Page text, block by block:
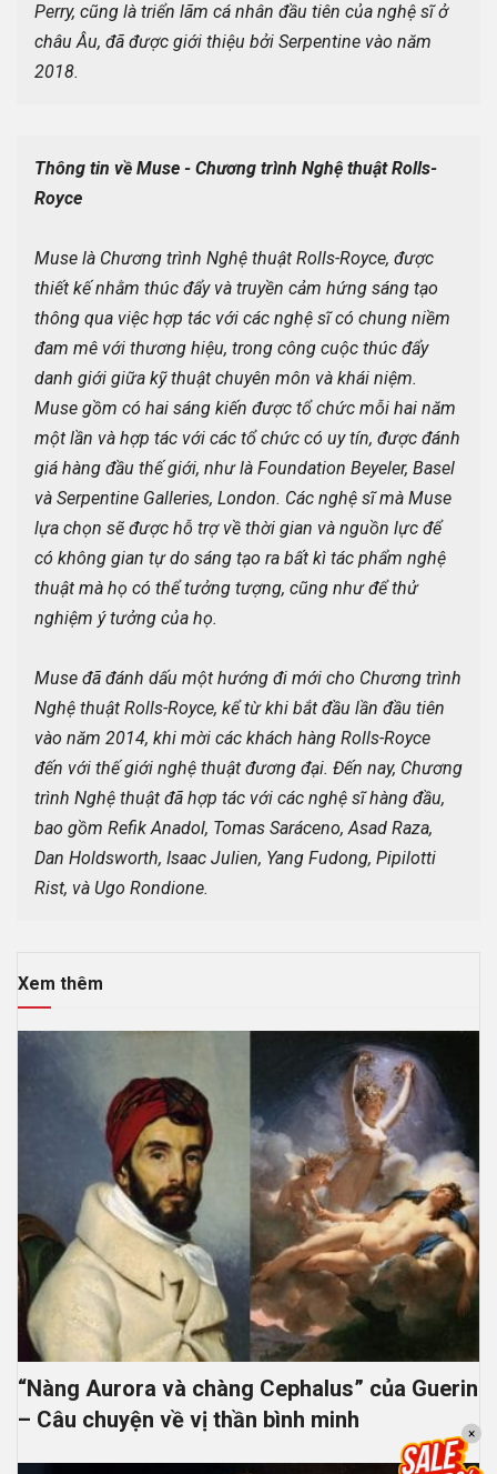
Perry, cũng là triển lãm cá nhân đầu tiên của nghệ sĩ ở
châu Âu, đã được giới thiệu bởi Serpentine vào năm
2018.
Thông tin về Muse - Chương trình Nghệ thuật Rolls-
Royce
Muse là Chương trình Nghệ thuật Rolls-Royce, được
thiết kế nhằm thúc đẩy và truyền cảm hứng sáng tạo
thông qua việc hợp tác với các nghệ sĩ có chung niềm
đam mê với thương hiệu, trong công cuộc thúc đẩy
danh giới giữa kỹ thuật chuyên môn và khái niệm.
Muse gồm có hai sáng kiến được tổ chức mỗi hai năm
một lần và hợp tác với các tổ chức có uy tín, được đánh
giá hàng đầu thế giới, như là Foundation Beyeler, Basel
và Serpentine Galleries, London. Các nghệ sĩ mà Muse
lựa chọn sẽ được hỗ trợ về thời gian và nguồn lực để
có không gian tự do sáng tạo ra bất kì tác phẩm nghệ
thuật mà họ có thể tưởng tượng, cũng như để thử
nghiệm ý tưởng của họ.
Muse đã đánh dấu một hướng đi mới cho Chương trình
Nghệ thuật Rolls-Royce, kể từ khi bắt đầu lần đầu tiên
vào năm 2014, khi mời các khách hàng Rolls-Royce
đến với thế giới nghệ thuật đương đại. Đến nay, Chương
trình Nghệ thuật đã hợp tác với các nghệ sĩ hàng đầu,
bao gồm Refik Anadol, Tomas Saráceno, Asad Raza,
Dan Holdsworth, Isaac Julien, Yang Fudong, Pipilotti
Rist, và Ugo Rondione.
Xem thêm
“Nàng Aurora và chàng Cephalus” của Guerin
– Câu chuyện về vị thần bình minh
×